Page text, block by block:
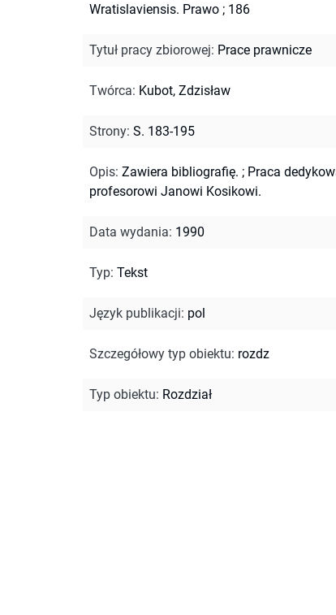
Wratislaviensis. Prawo ; 186
Tytuł pracy zbiorowej: Prace prawnicze
Twórca: Kubot, Zdzisław
Strony: S. 183-195
Opis: Zawiera bibliografię. ; Praca
profesorowi Janowi Kosikowi.
Data wydania: 1990
Typ: Tekst
Język publikacji: pol
Szczegółowy typ obiektu: rozdz
Typ obiektu: Rozdział